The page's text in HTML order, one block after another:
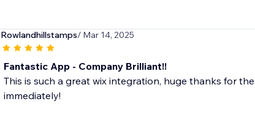
Rowlandhillstamps/ Mar 14, 2025
Fantastic App - Company Brilliant!!
This is such a great wix integration, huge thanks for
immediately!